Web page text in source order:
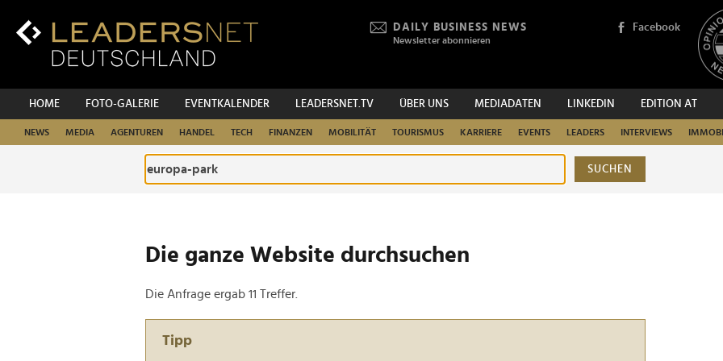
Inhalt
DAILY BUSINESS NEWS
Newsletter abonnieren
Facebook
HOME FOTO-GALERIE EVENTKALENDER LEADERSNET.TV ÜBER UNS MEDIADATEN LINKEDIN EDITION AT
NEWS MEDIA AGENTUREN HANDEL TECH FINANZEN MOBILITÄT TOURISMUS KARRIERE EVENTS LEADERS INTERVIEWS
SUCHEN
Die ganze Website durchsuchen
Die Anfrage ergab 11 Treffer.
Tipp